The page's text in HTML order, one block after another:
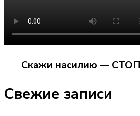
Скажи насилию — СТОП
Свежие записи